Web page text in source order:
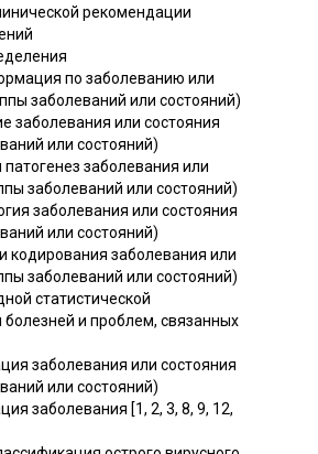
рекомендации
по заболеванию или
заболеваний или состояний)
заболевания или состояния
или состояний)
патогенез заболевания или
заболеваний или состояний)
заболевания или состояния
или состояний)
кодирования заболевания или
заболеваний или состояний)
статистической
и проблем, связанных
заболевания или состояния
или состояний)
заболевания [1, 2, 3, 8, 9, 12,